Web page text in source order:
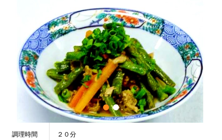
調理時間 ２０分